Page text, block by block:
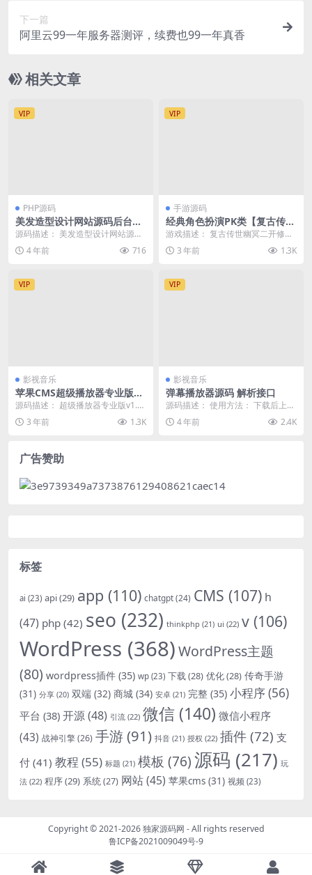
下一篇
阿里云99一年服务器测评，续费也99一年真香
相关文章
VIP
PHP源码
美发造型设计网站源码后台简
洁企业通过网络拓展业务 v1.
6.0
源码描述： 美发造型设计网站源码
是基于易优cms开发，非常适合美
发造型企业通过网...
4 年前 716
VIP
手游源码
经典角色扮演PK类【复古传世
幽冥二开修复版】最新打包Wi
n服务端源码+视频架设教程
+附带假人系统+运营后台+GM
本
游戏描述： 复古传世幽冥二开修复
版_经典角色扮演pk类传奇手游 202
3年5月1...
3 年前 1.3K
VIP
影视音乐
苹果CMS超级播放器专业版V
1.0.8无授权无加密
源码描述： 超级播放器专业版v1.0.
8，苹果cms用户用的最多，内置六
大主流播...
3 年前 1.3K
VIP
影视音乐
弹幕播放器源码 解析接口
源码描述： 使用方法： 下载后上传
到网站根目录，即可直接使用。 后
台自带一个JS...
4 年前 2.4K
广告赞助
标签
ai (23) api(29) app (110) chatgpt(24) CMS (107) h
(47) php (42) seo (232) thinkphp (21) ui (22) v (106)
WordPress (368)WordPress主题
(80) wordpress插件 (35) wp (23) 下载(28) 优化(28) 传奇手游
(31) 分享 (20) 双端 (32) 商城 (34) 安卓 (21) 完整 (35) 小程序(56)
平台 (38) 开源(48) 引流 (22) 微信 (140) 微信小程序
(43) 战神引擎(26) 手游(91) 抖音 (21) 授权 (22) 插件 (72) 支
付 (41) 教程 (55) 标题 (21) 模板 (76)源码 (217) 玩
法 (22) 程序(29) 系统(27) 网站(45) 苹果cms (31) 视频 (23)
Copyright © 2021-2026独家源码网 - All rights reserved
鲁ICP备2021009049号-9